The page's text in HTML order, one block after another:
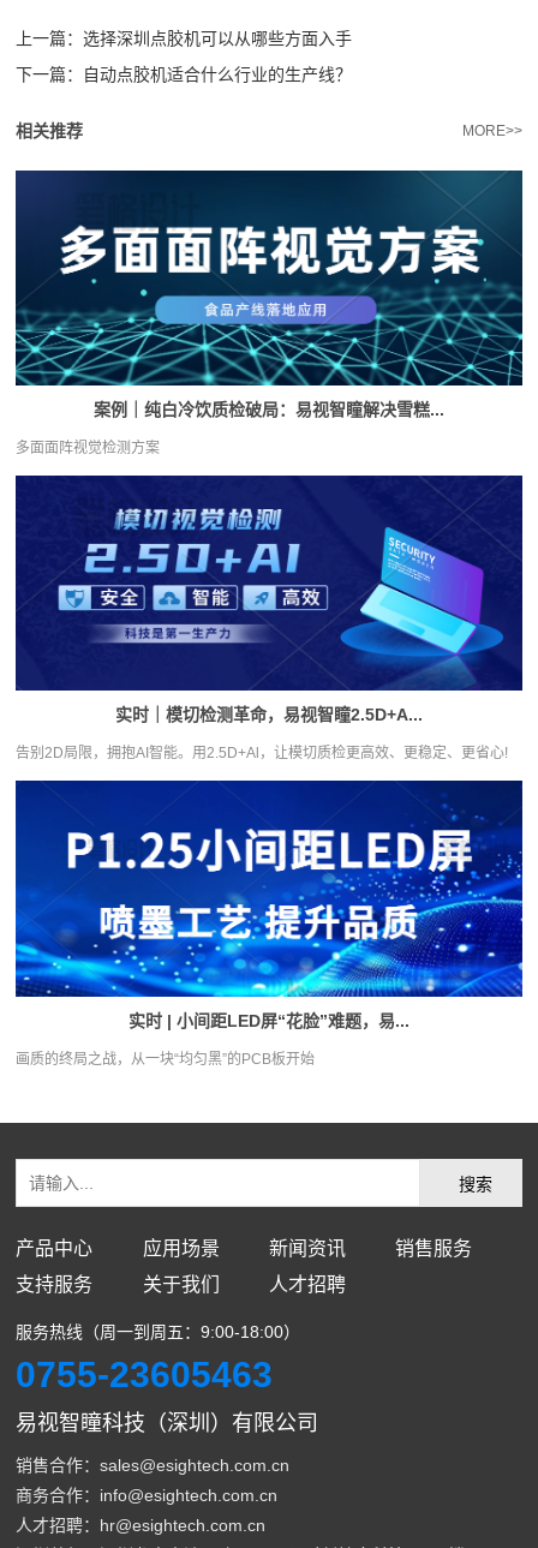
上一篇：选择深圳点胶机可以从哪些方面入手
下一篇： 自动点胶机适合什么行业的生产线？
相关推荐 MORE>>
案例｜纯白冷饮质检破局：易视智瞳解决雪糕...
多面面阵视觉检测方案
实时｜模切检测革命，易视智瞳2.5D+A...
告别2D局限，拥抱AI智能。用2.5D+Al，让模切质检更高效、更稳定、更省心!
实时 | 小间距LED屏“花脸”难题，易...
画质的终局之战，从一块“均匀黑”的PCB板开始
产品中心 应用场景 新闻资讯
销售服务
支持服务
关于我们 人才招聘
服务热线（周一到周五：9:00-18:00）
0755-23605463
易视智瞳科技（深圳）有限公司
销售合作：sales@esightech.com.cn
商务合作：info@esightech.com.cn
人才招聘：hr@esightech.com.cn